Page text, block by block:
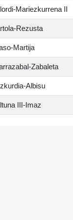
Mariezkurrena II
Rezusta
Martija
Zabaleta
Albisu
III-Imaz